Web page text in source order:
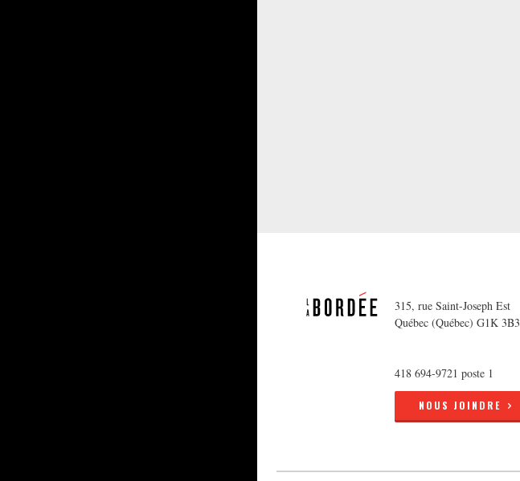
315, rue Saint-Joseph Est
Québec (Québec) G1K 3B3
418 694-9721 poste 1
NOUS JOINDRE